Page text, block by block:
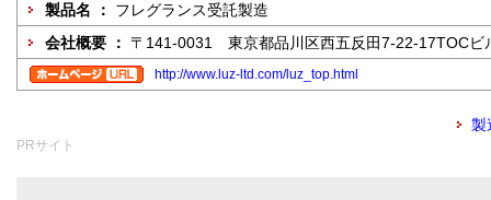
製品名 ： フレグランス受託製造
会社概要 ： 〒141-0031 東京都品川区西五反田7-22-17TOCビ
http://www.luz-ltd.com/luz_top.html
製
PRサイト